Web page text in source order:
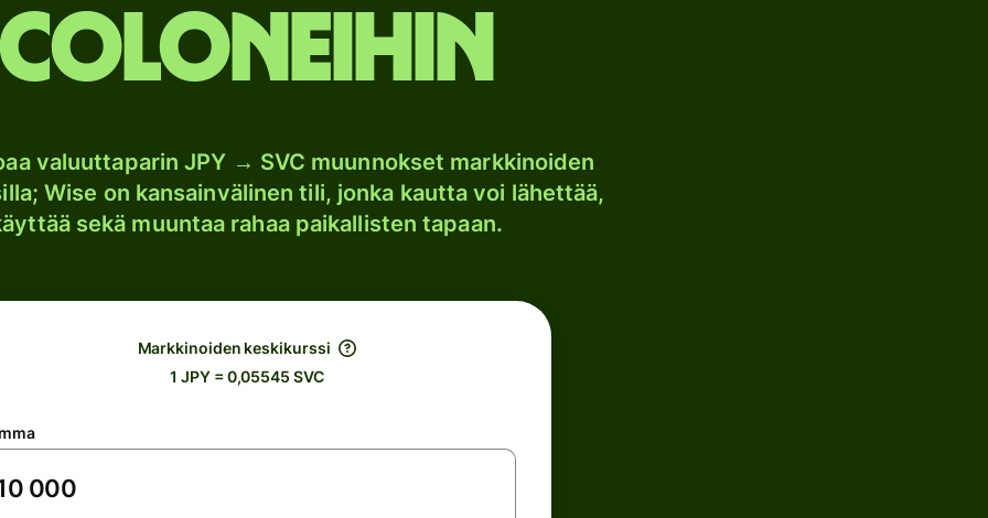
coloneihin
valuuttaparin JPY → SVC muunnokset markkinoiden
Wise on kansainvälinen tili, jonka kautta voi lähettää,
sekä muuntaa rahaa paikallisten tapaan.
Markkinoiden keskikurssi
1 JPY = 0,05545 SVC